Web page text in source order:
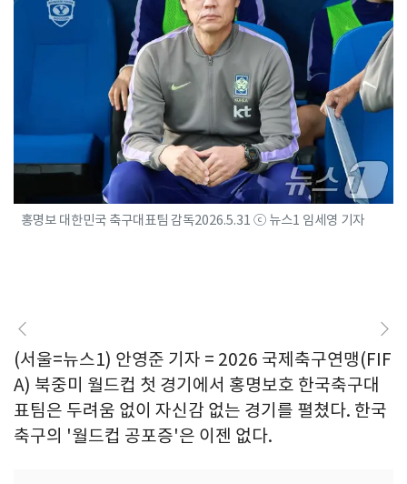
홍명보 대한민국 축구대표팀 감독2026.5.31 ⓒ 뉴스1 임세영 기자
(서울=뉴스1) 안영준 기자 = 2026 국제축구연맹(FIF
A) 북중미 월드컵 첫 경기에서 홍명보호 한국축구대
표팀은 두려움 없이 자신감 없는 경기를 펼쳤다. 한국
축구의 '월드컵 공포증'은 이젠 없다.